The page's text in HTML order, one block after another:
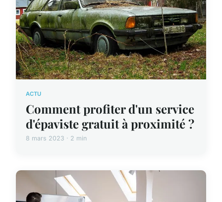
ACTU
Comment profiter d'un service
d'épaviste gratuit à proximité ?
8 mars 2023 · 2 min